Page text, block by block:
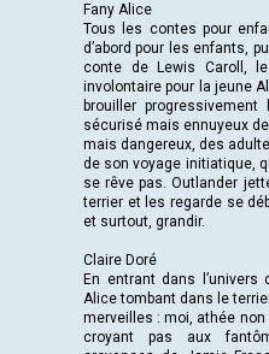
Fany Alice
Tous les contes pour
d’abord pour les enfants,
conte de Lewis Caroll,
involontaire pour la jeune
brouiller
sécurisé mais ennuyeux
mais dangereux, des
de son voyage initiatique,
se rêve pas. Outlander
terrier et les regarde se
et surtout, grandir.
Claire Doré
En entrant dans l’univers
Alice tombant dans le
merveilles : moi, athée
croyant pas aux